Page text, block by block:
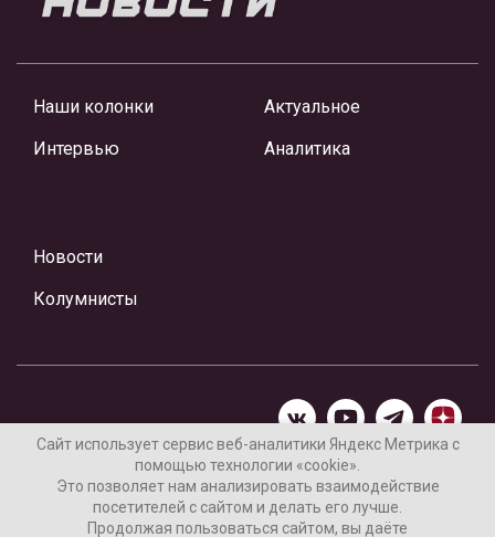
Наши колонки
Интервью
Актуальное
Аналитика
Новости
Колумнисты
Материалы предоставлены редакцией Интернет-газеты
«Ваши новости»
Сайт использует сервис веб-аналитики Яндекс Метрика с
помощью технологии «cookie».
Это позволяет нам анализировать взаимодействие
посетителей с сайтом и делать его лучше.
Продолжая пользоваться сайтом, вы даёте